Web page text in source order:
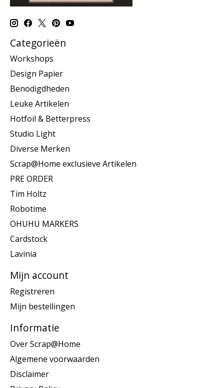
Categorieën
Workshops
Design Papier
Benodigdheden
Leuke Artikelen
Hotfoil & Betterpress
Studio Light
Diverse Merken
Scrap@Home exclusieve Artikelen
PRE ORDER
Tim Holtz
Robotime
OHUHU MARKERS
Cardstock
Lavinia
Mijn account
Registreren
Mijn bestellingen
Informatie
Over Scrap@Home
Algemene voorwaarden
Disclaimer